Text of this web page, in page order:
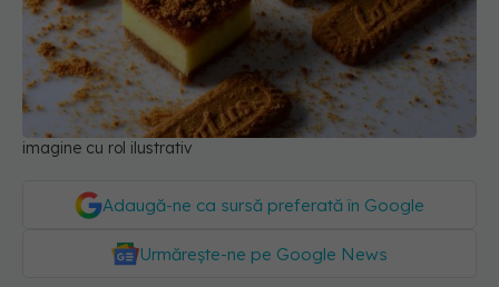
imagine cu rol ilustrativ
Adaugă-ne ca sursă preferată în Google
Urmărește-ne pe Google News